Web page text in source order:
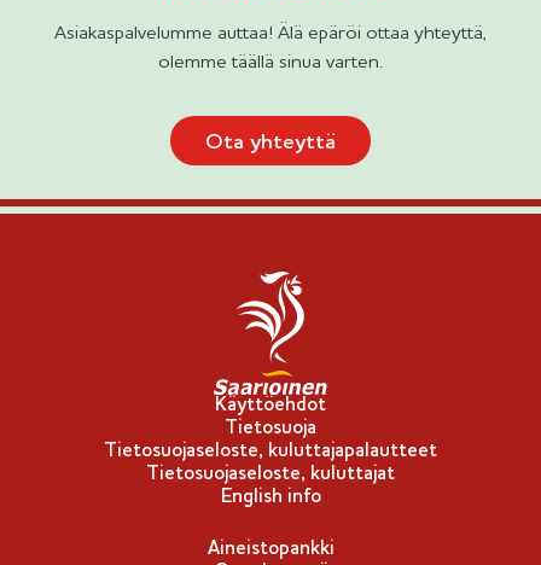
Asiakaspalvelumme auttaa! Älä epäröi ottaa yhteyttä,
olemme täällä sinua varten.
Ota yhteyttä
Käyttöehdot
Tietosuoja
Tietosuojaseloste, kuluttajapalautteet
Tietosuojaseloste, kuluttajat
English info
Aineistopankki